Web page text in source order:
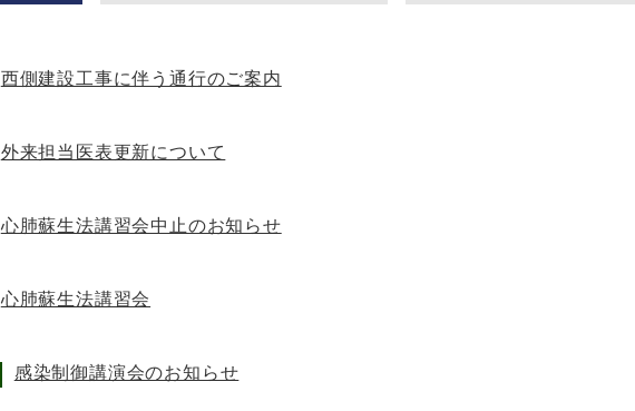
西側建設工事に伴う通行のご案内
外来担当医表更新について
心肺蘇生法講習会中止のお知らせ
心肺蘇生法講習会
感染制御講演会のお知らせ